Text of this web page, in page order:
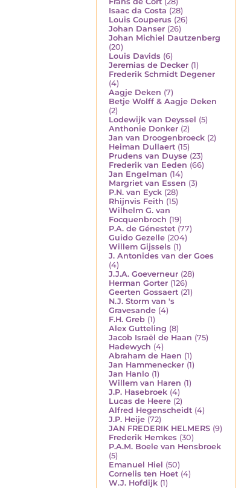
Isaac da Costa (28)
Louis Couperus (26)
Johan Danser (26)
Johan Michiel Dautzenberg
(20)
Louis Davids (6)
Jeremias de Decker (1)
Frederik Schmidt Degener
(4)
Aagje Deken (7)
Betje Wolff & Aagje Deken
(2)
Lodewijk van Deyssel (5)
Anthonie Donker (2)
Jan van Droogenbroeck (2)
Heiman Dullaert (15)
Prudens van Duyse (23)
Frederik van Eeden (66)
Jan Engelman (14)
Margriet van Essen (3)
P.N. van Eyck (28)
Rhijnvis Feith (15)
Wilhelm G. van
Focquenbroch (19)
P.A. de Génestet (77)
Guido Gezelle (204)
Willem Gijssels (1)
J. Antonides van der Goes
(4)
J.J.A. Goeverneur (28)
Herman Gorter (126)
Geerten Gossaert (21)
N.J. Storm van 's
Gravesande (4)
F.H. Greb (1)
Alex Gutteling (8)
Jacob Israël de Haan (75)
Hadewych (4)
Abraham de Haen (1)
Jan Hammenecker (1)
Jan Hanlo (1)
Willem van Haren (1)
J.P. Hasebroek (4)
Lucas de Heere (2)
Alfred Hegenscheidt (4)
J.P. Heije (72)
JAN FREDERIK HELMERS (9)
Frederik Hemkes (30)
P.A.M. Boele van Hensbroek
(5)
Emanuel Hiel (50)
Cornelis ten Hoet (4)
W.J. Hofdijk (1)